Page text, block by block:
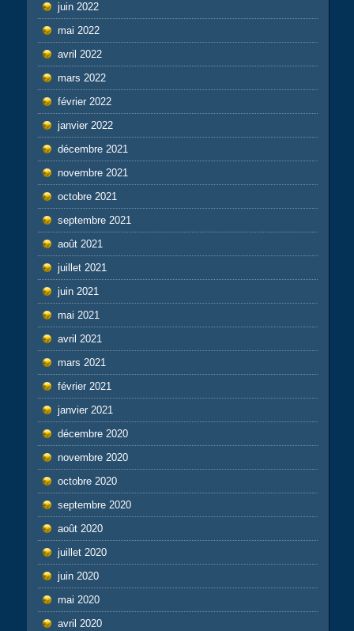
juin 2022
mai 2022
avril 2022
mars 2022
février 2022
janvier 2022
décembre 2021
novembre 2021
octobre 2021
septembre 2021
août 2021
juillet 2021
juin 2021
mai 2021
avril 2021
mars 2021
février 2021
janvier 2021
décembre 2020
novembre 2020
octobre 2020
septembre 2020
août 2020
juillet 2020
juin 2020
mai 2020
avril 2020